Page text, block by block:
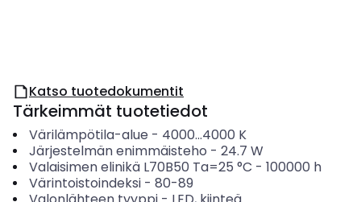
Katso tuotedokumentit
Tärkeimmät tuotetiedot
Värilämpötila-alue - 4000...4000 K
Järjestelmän enimmäisteho - 24.7 W
Valaisimen elinikä L70B50 Ta=25 °C - 100000 h
Värintoistoindeksi- 80-89